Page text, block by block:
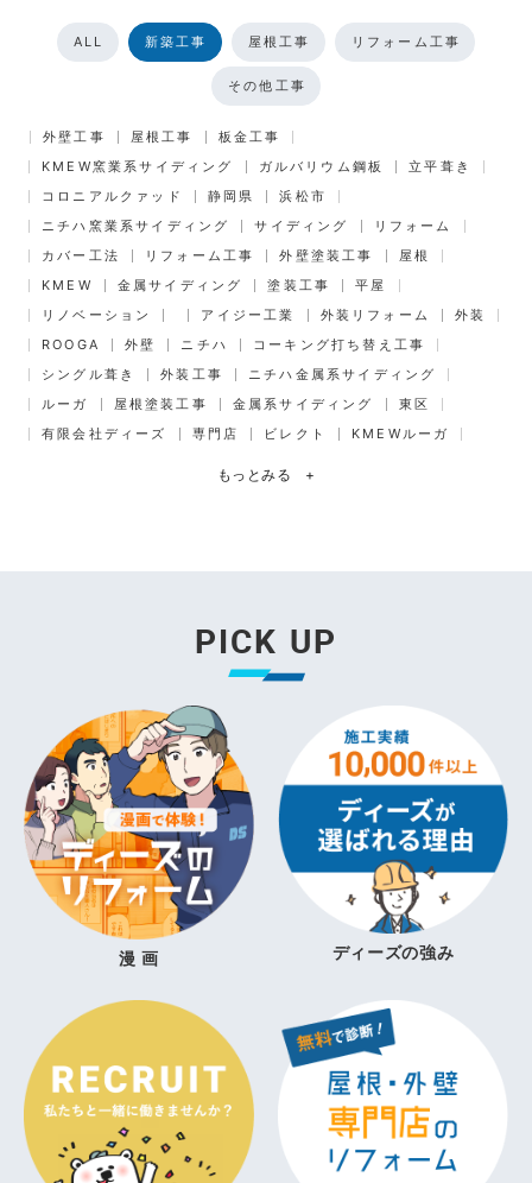
ALL 新築工事 屋根工事 リフォーム工事
その他工事
外壁工事 屋根工事
板金工事
KMEW窯業系サイディング
ガルバリウム鋼板
立平葺き
コロニアルクァッド
静岡県
浜松市
ニチハ窯業系サイディング
サイディング
リフォーム
カバー工法
リフォーム工事 外壁塗装工事
屋根
KMEW
金属サイディング 塗装工事
平屋
リノベーション
アイジー工業 外装リフォーム
外装
ROOGA
外壁 ニチハ
コーキング打ち替え工事
シングル葺き
外装工事
ニチハ金属系サイディング
ルーガ
屋根塗装工事 金属系サイディング
東区
有限会社ディーズ
専門店 ビレクト KMEWルーガ
もっとみる +
PICK UP
漫 画 ディーズの強み